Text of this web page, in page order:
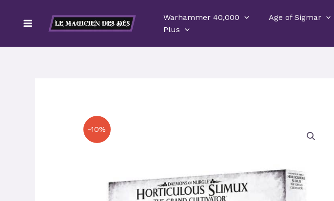
contenu
Warhammer 40,000 Age of Sigmar
Plus
-10%